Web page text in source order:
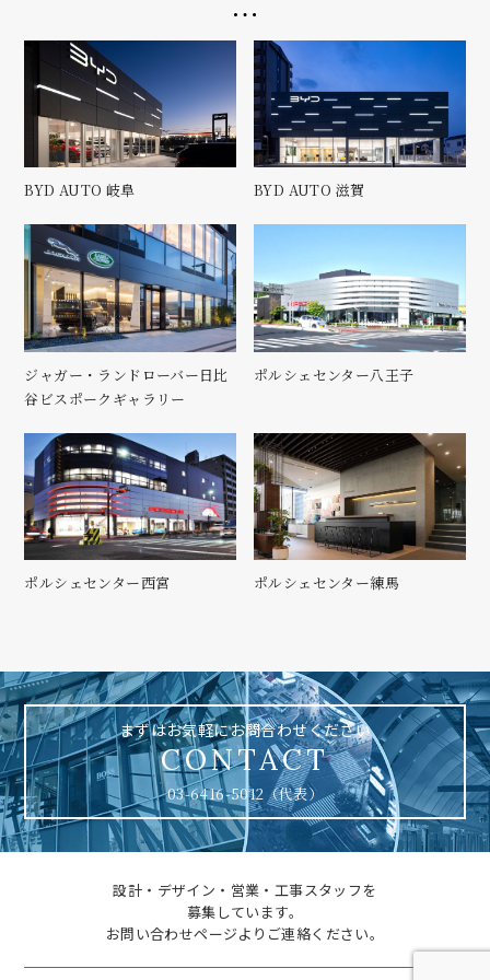
BYD AUTO 岐阜 BYD AUTO 滋賀
ジャガー・ランドローバー日比
谷ビスポークギャラリー
ポルシェセンター八王子
ポルシェセンター西宮 ポルシェセンター練馬
まずはお気軽にお問合わせください
CONTACT
03-6416-5012（代表）
設計・デザイン・営業・工事スタッフを
募集しています。
お問い合わせページよりご連絡ください。